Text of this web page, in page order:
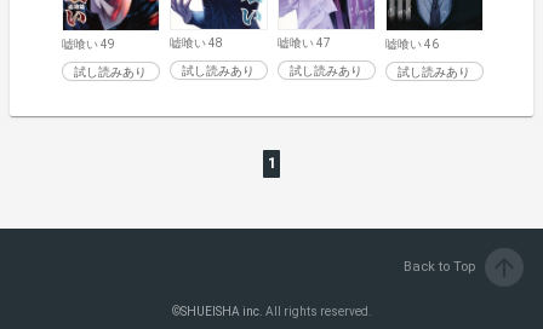
嘘喰い 49
試し読みあり
嘘喰い 48
試し読みあり
嘘喰い 47
試し読みあり
嘘喰い 46
試し読みあり
1
Back to Top
©SHUEISHA inc. All rights reserved.